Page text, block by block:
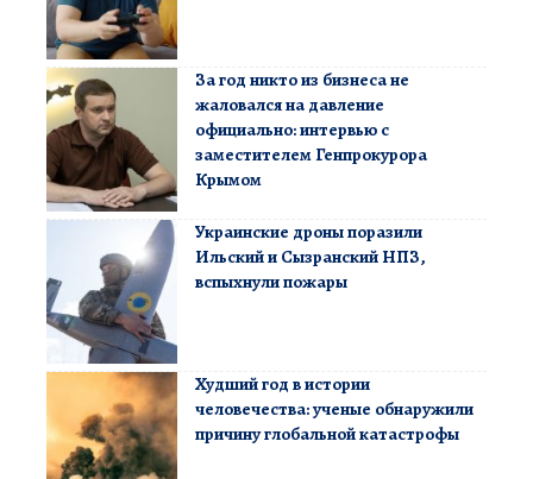
За год никто из бизнеса не
жаловался на давление
официально: интервью с
заместителем Генпрокурора
Крымом
Украинские дроны поразили
Ильский и Сызранский НПЗ,
вспыхнули пожары
Худший год в истории
человечества: ученые обнаружили
причину глобальной катастрофы